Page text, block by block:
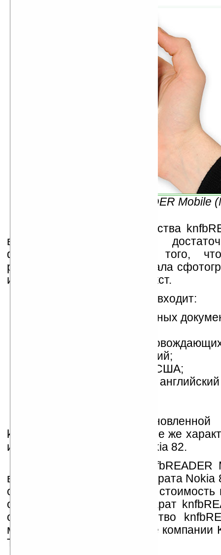
Устройство knfbREADER Mobile
Принцип работы устройства
выглядит просто. Вам
фотоснимок текста для того,
распознавания преобразовала
изображение и озвучила текст.
В возможности системы входит:
чтение различных печатных
чтение адресов на
бирках, чтение инструкций;
распознавание валюты США;
поддерживаемый язык –
Помимо
knfbREADER Mobile имеет те же
и стандартный телефон Nokia 82.
С ценой устройства knfbREADER
все просто. Стоимость аппарата Nokia
около $500, в то время как стоимость
обеспечения (на один аппарат
оценена в $1595. Устройство
можно приобрести на сайте компании
Technologies.